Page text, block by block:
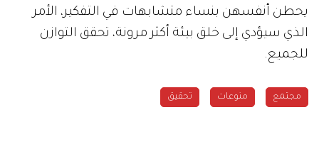
يحطن أنفسهن بنساء متشابهات في التفكير، الأمر
الذي سيؤدي إلى خلق بيئة أكثر مرونة، تحقق التوازن
للجميع.
مجتمع منوعات تحقيق